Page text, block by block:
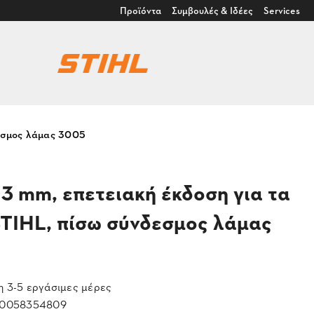
Προϊόντα Συμβουλές & Ιδέες Services
λάμας 3005
επετειακή έκδοση για τα
πίσω σύνδεσμος λάμας
5 εργάσιμες μέρες